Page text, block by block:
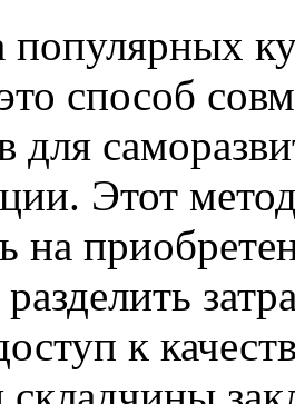
пoпулярныx
способ
для
Этот
на
к